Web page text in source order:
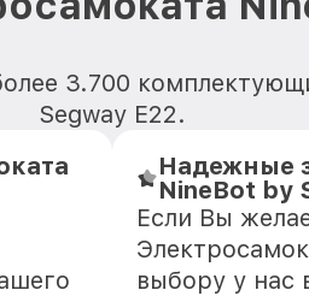
3.700
Segway E22.
Надежные
NineBot by
Если Вы
выбору у нас